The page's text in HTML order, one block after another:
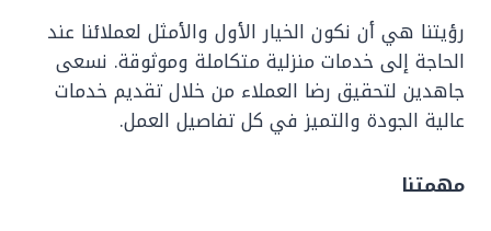
رؤيتنا هي أن نكون الخيار الأول والأمثل لعملائنا عند
الحاجة إلى خدمات منزلية متكاملة وموثوقة. نسعى
جاهدين لتحقيق رضا العملاء من خلال تقديم خدمات
عالية الجودة والتميز في كل تفاصيل العمل.
مهمتنا